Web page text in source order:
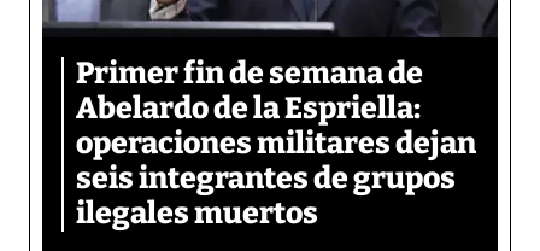
Primer fin de semana de
Abelardo de la Espriella:
operaciones militares dejan
seis integrantes de grupos
ilegales muertos